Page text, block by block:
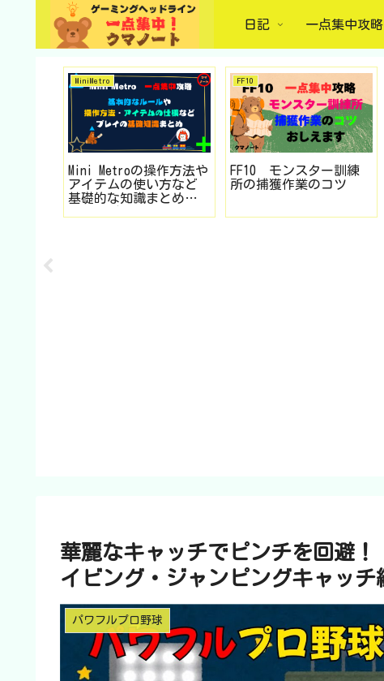
日記 一点集中攻略
MiniMetro
Mini Metroの操作方法や
アイテムの使い方など
基礎的な知識まとめ
FF10
FF10 モンスター訓練
所の捕獲作業のコツ
華麗なキャッチでピンチを回避
イビング・ジャンピングキャッチ
パワフルプロ野球